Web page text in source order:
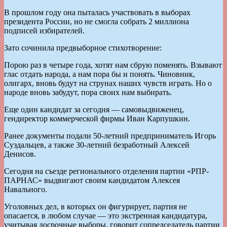
В прошлом году она пыталась участвовать в выборах
президента России, но не смогла собрать 2 миллиона
подписей избирателей.
Зато сочинила предвыборное стихотворение:
Порою раз в четыре года, хотят нам сбрую поменять. Взывают
глас отдать народа, а нам пора бы и понять. Чиновник,
олигарх, вновь будут на струнах наших чувств играть. Но о
народе вновь забудут, пора своих нам выбирать.
Еще один кандидат за сегодня — самовыдвиженец,
гендиректор коммерческой фирмы Иван Карпушкин.
Ранее документы подали 50-летний предприниматель Игорь
Суздальцев, а также 30-летний безработный Алексей
Денисов.
Сегодня на съезде регионального отделения партии «РПР-
ПАРНАС» выдвигают своим кандидатом Алексея
Навального.
Уголовных дел, в которых он фигурирует, партия не
опасается, в любом случае — это экстренная кандидатура,
учитывая досрочные выборы, говорит сопредседатель партии